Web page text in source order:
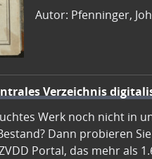
Autor: Pfenninger,
Verzeichnis
Werk noch nicht in
Dann probieren
Portal, das mehr als